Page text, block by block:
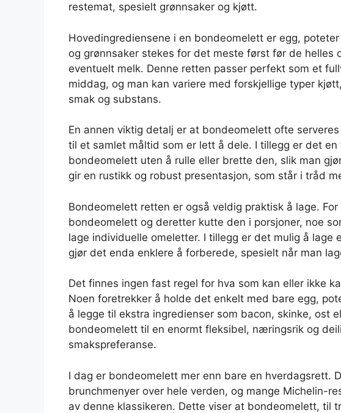
restemat, spesielt grønnsaker og kjøtt.
Hovedingrediensene i en bondeomelett er egg,
og grønnsaker stekes for det meste først før de helles
eventuelt melk. Denne retten passer perfekt som et
middag, og man kan variere med forskjellige typer
smak og substans.
En annen viktig detalj er at bondeomelett ofte
til et samlet måltid som er lett å dele. I tillegg er det en
bondeomelett uten å rulle eller brette den, slik man
gir en rustikk og robust presentasjon, som står i tråd
Bondeomelett retten er også veldig praktisk å lage.
bondeomelett og deretter kutte den i porsjoner, noe
lage individuelle omeletter. I tillegg er det mulig å lage
gjør det enda enklere å forberede, spesielt når man
Det finnes ingen fast regel for hva som kan eller ikke
Noen foretrekker å holde det enkelt med bare egg,
å legge til ekstra ingredienser som bacon, skinke, ost
bondeomelett til en enormt fleksibel, næringsrik og
smakspreferanse.
I dag er bondeomelett mer enn bare en hverdagsrett.
brunchmenyer over hele verden, og mange Michelin-
av denne klassikeren. Dette viser at bondeomelett, til